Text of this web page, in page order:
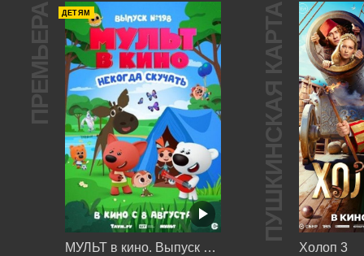
ПРЕМЬЕРА ДЕТЯМ
МУЛЬТ в кино. Выпуск №198. Некогда скучать
ПУШКИНСКАЯ КАРТА
Холоп 3